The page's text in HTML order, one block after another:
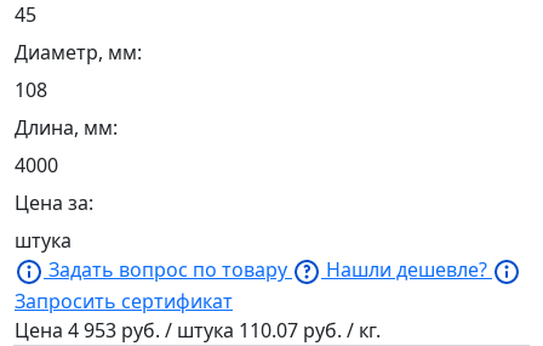
45
Диаметр, мм:
108
Длина, мм:
4000
Цена за:
штука
Задать вопрос по товару
Нашли дешевле?
Запросить сертификат
Цена 4 953 руб. / штука 110.07 руб. / кг.